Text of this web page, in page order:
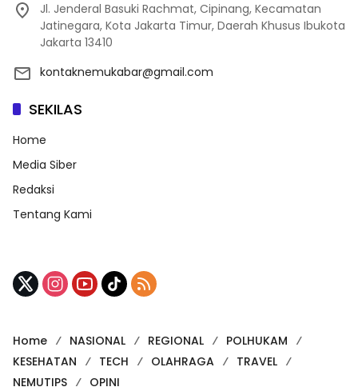
Jl. Jenderal Basuki Rachmat, Cipinang, Kecamatan
Jatinegara, Kota Jakarta Timur, Daerah Khusus Ibukota
Jakarta 13410
kontaknemukabar@gmail.com
SEKILAS
Home
Media Siber
Redaksi
Tentang Kami
Home NASIONAL REGIONAL
POLHUKAM
KESEHATAN
TECH OLAHRAGA
TRAVEL
NEMUTIPS
OPINI